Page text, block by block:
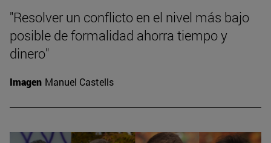
"Resolver un conflicto en el nivel más bajo
posible de formalidad ahorra tiempo y
dinero"
Imagen Manuel Castells